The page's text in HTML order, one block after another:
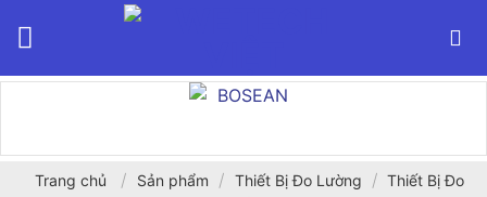
Trang chủ / Sản phẩm / Thiết Bị Đo Lường / Thiết Bị Đo